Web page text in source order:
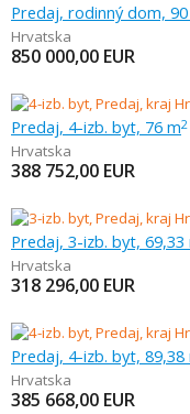
Predaj, rodinný dom,
Hrvatska
850 000,00 EUR
Predaj, 4-izb. byt, 76 m2
Hrvatska
388 752,00 EUR
Predaj, 3-izb. byt, 69,33
Hrvatska
318 296,00 EUR
Predaj, 4-izb. byt, 89,38
Hrvatska
385 668,00 EUR